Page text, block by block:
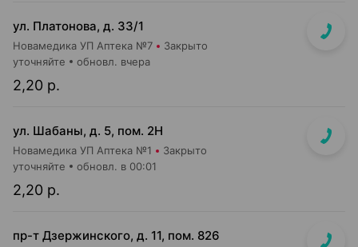
ул. Платонова, д. 33/1
Новамедика УП Аптека №7 Закрыто
2,20 р.
уточняйте обновл. вчера
ул. Шабаны, д. 5, пом. 2Н
Новамедика УП Аптека №1 Закрыто
2,20 р.
уточняйте обновл. в 00:01
пр-т Дзержинского, д. 11, пом. 826